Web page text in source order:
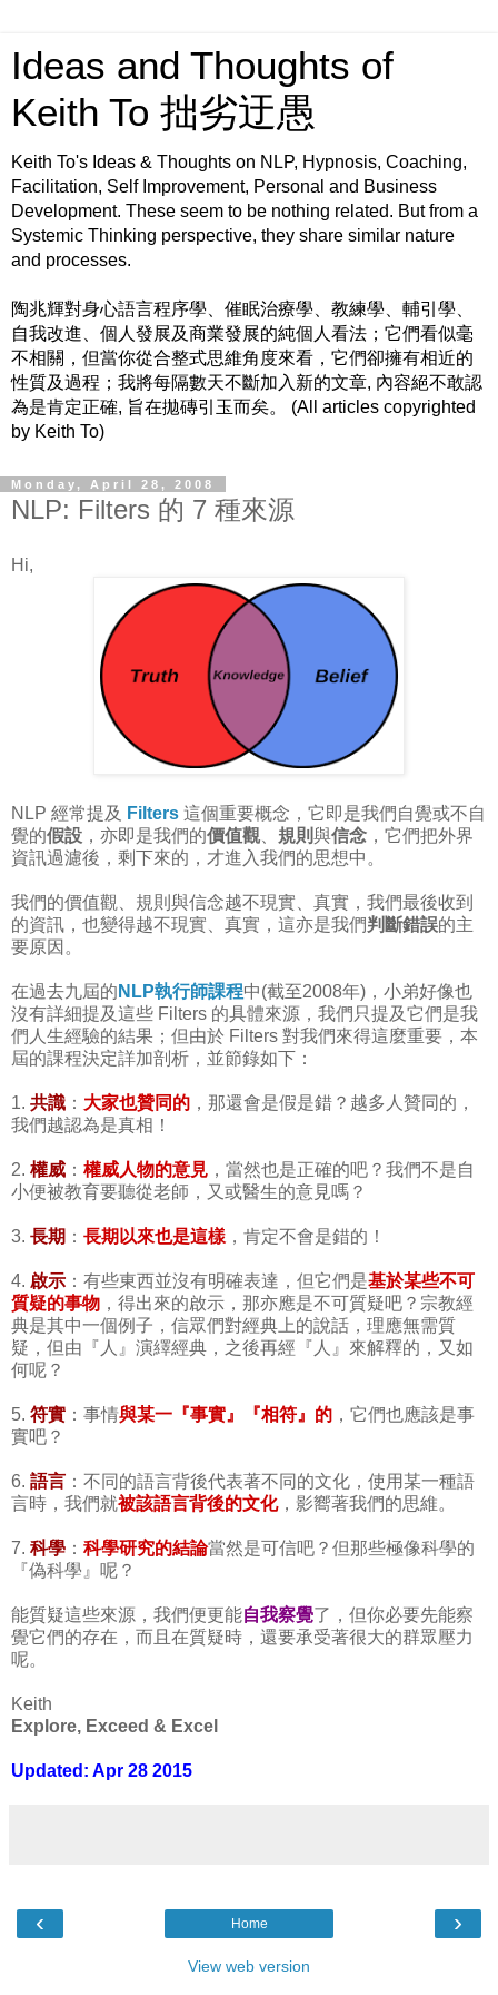
Ideas and Thoughts of
Keith To 拙劣迂愚
Keith To's Ideas & Thoughts on NLP, Hypnosis, Coaching,
Facilitation, Self Improvement, Personal and Business
Development. These seem to be nothing related. But from a
Systemic Thinking perspective, they share similar nature
and processes.
陶兆輝對身心語言程序學、催眠治療學、教練學、輔引學、
自我改進、個人發展及商業發展的純個人看法；它們看似毫
不相關，但當你從合整式思維角度來看，它們卻擁有相近的
性質及過程；我將每隔數天不斷加入新的文章, 內容絕不敢認
為是肯定正確, 旨在拋磚引玉而矣。 (All articles copyrighted
by Keith To)
Monday, April 28, 2008
NLP: Filters 的 7 種來源
Hi,
NLP 經常提及 Filters 這個重要概念，它即是我們自覺或不自
覺的假設 ，亦即是我們的價值觀、 規則 與信念 ，它們把外界
資訊過濾後，剩下來的，才進入我們的思想中。
我們的價值觀、規則與信念越不現實、真實，我們最後收到
的資訊，也變得越不現實、真實，這亦是我們判斷錯誤的主
要原因。
在過去九屆的 NLP執行師課程中(截至2008年)，小弟好像也
沒有詳細提及這些 Filters 的具體來源，我們只提及它們是我
們人生經驗的結果；但由於 Filters 對我們來得這麼重要，本
屆的課程決定詳加剖析，並節錄如下：
1. 共識 ： 大家也贊同的 ，那還會是假是錯？越多人贊同的，
我們越認為是真相！
2. 權威 ： 權威人物的意見 ，當然也是正確的吧？我們不是自
小便被教育要聽從老師，又或醫生的意見嗎？
3. 長期 ： 長期以來也是這樣 ，肯定不會是錯的！
4. 啟示 ：有些東西並沒有明確表達，但它們是基於某些不可
質疑的事物 ，得出來的啟示，那亦應是不可質疑吧？宗教經
典是其中一個例子，信眾們對經典上的說話，理應無需質
疑，但由『人』演繹經典，之後再經『人』來解釋的，又如
何呢？
5. 符實 ：事情與某一『事實』『相符』的 ，它們也應該是事
實吧？
6. 語言 ：不同的語言背後代表著不同的文化，使用某一種語
言時，我們就被該語言背後的文化，影嚮著我們的思維。
7. 科學 ： 科學研究的結論當然是可信吧？但那些極像科學的
『偽科學』呢？
能質疑這些來源，我們便更能自我察覺了，但你必要先能察
覺它們的存在，而且在質疑時，還要承受著很大的群眾壓力
呢。
Keith
Explore, Exceed & Excel
Updated: Apr 28 2015
‹ ›
Home
View web version